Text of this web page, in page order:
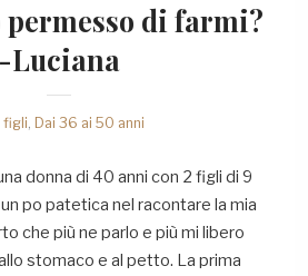
permesso di farmi?
-Luciana
figli, Dai 36 ai 50 anni
donna di 40 anni con 2 figli di 9
po patetica nel racontare la mia
che più ne parlo e più mi libero
stomaco e al petto. La prima